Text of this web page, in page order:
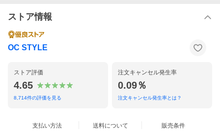
ストア情報
OC STYLE
ストア評価
4.65
8,714件の評価を見る
注文キャンセル発生率
0.09％
注文キャンセル発生率とは？
支払い方法 送料について 販売条件